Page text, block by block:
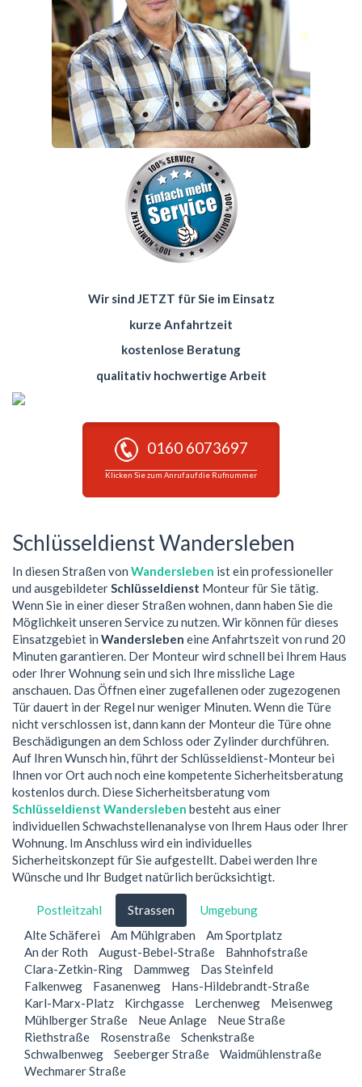
Wir sind JETZT für Sie im Einsatz
kurze Anfahrtzeit
kostenlose Beratung
qualitativ hochwertige Arbeit
0160 6073697
Klicken Sie zum Anruf auf die Rufnummer
Schlüsseldienst Wandersleben
In diesen Straßen von Wandersleben ist ein professioneller
und ausgebildeterSchlüsseldienst Monteur für Sie tätig.
Wenn Sie in einer dieser Straßen wohnen, dann haben Sie die
Möglichkeit unseren Service zu nutzen. Wir können für dieses
Einsatzgebiet in Wandersleben eine Anfahrtszeit von rund 20
Minuten garantieren. Der Monteur wird schnell bei Ihrem Haus
oder Ihrer Wohnung sein und sich Ihre missliche Lage
anschauen. Das Öffnen einer zugefallenen oder zugezogenen
Tür dauert in der Regel nur weniger Minuten. Wenn die Türe
nicht verschlossen ist, dann kann der Monteur die Türe ohne
Beschädigungen an dem Schloss oder Zylinder durchführen.
Auf Ihren Wunsch hin, führt der Schlüsseldienst-Monteur bei
Ihnen vor Ort auch noch eine kompetente Sicherheitsberatung
kostenlos durch. Diese Sicherheitsberatung vom
Schlüsseldienst Wandersleben besteht aus einer
individuellen Schwachstellenanalyse von Ihrem Haus oder Ihrer
Wohnung. Im Anschluss wird ein individuelles
Sicherheitskonzept für Sie aufgestellt. Dabei werden Ihre
Wünsche und Ihr Budget natürlich berücksichtigt.
Postleitzahl Strassen
Umgebung
Alte Schäferei
Am Mühlgraben
Am Sportplatz
An der Roth
August-Bebel-Straße
Bahnhofstraße
Clara-Zetkin-Ring
Dammweg
Das Steinfeld
Falkenweg
Fasanenweg
Hans-Hildebrandt-Straße
Karl-Marx-Platz
Kirchgasse Lerchenweg
Meisenweg
Mühlberger Straße
Neue Anlage
Neue Straße
Riethstraße
Rosenstraße
Schenkstraße
Schwalbenweg
Seeberger Straße
Waidmühlenstraße
Wechmarer Straße